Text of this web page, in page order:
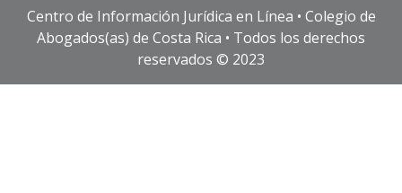
Centro de Información Jurídica en Línea • Colegio de
Abogados(as) de Costa Rica • Todos los derechos
reservados © 2023